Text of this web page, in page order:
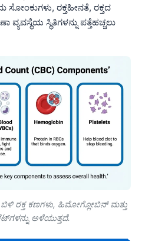
ಸೋಂಕುಗಳು, ರಕ್ತಹೀನತೆ, ರಕ್ತದ
ವ್ಯವಸ್ಥೆಯ ಸ್ಥಿತಿಗಳನ್ನು ಪತ್ತೆಹಚ್ಚಲು
ಬಿಳಿ ರಕ್ತ ಕಣಗಳು, ಹಿಮೋಗ್ಲೋಬಿನ್ ಮತ್ತು
ಅಳೆಯುತ್ತದೆ.